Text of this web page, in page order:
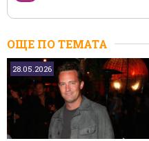
ОЩЕ ПО ТЕМАТА
28.05.2026